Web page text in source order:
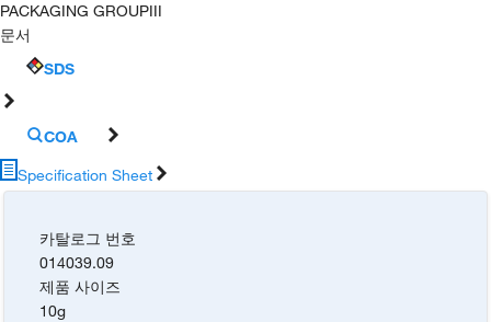
PACKAGING GROUPIII
문서
SDS
COA
Specification Sheet
카탈로그 번호
014039.09
제품 사이즈
10g